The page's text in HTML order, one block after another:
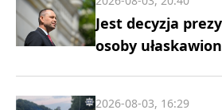
Jest decyzja
osoby
2026-08-03, 16:29